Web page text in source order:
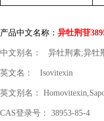
产品中文名称： 异牡荆苷
中文别名： 异牡荆素;异牡
英文名： Isovitexin
英文别名：
CAS登录号： 38953-85-4